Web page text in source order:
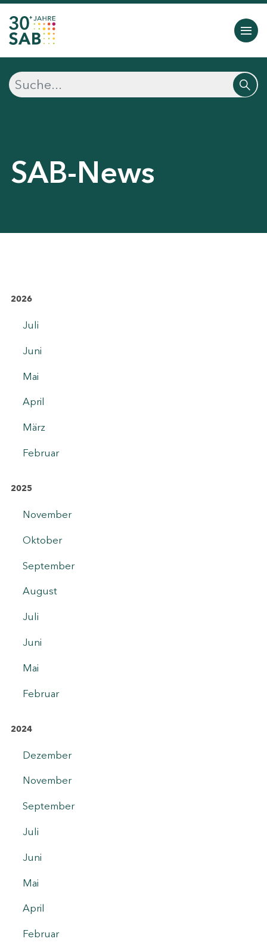
SAB-News
2026
Juli
Juni
Mai
April
März
Februar
2025
November
Oktober
September
August
Juli
Juni
Mai
Februar
2024
Dezember
November
September
Juli
Juni
Mai
April
Februar